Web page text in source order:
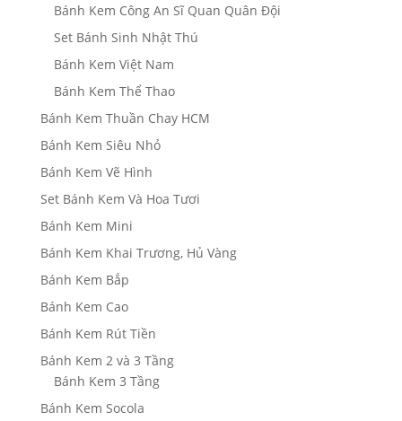
Bánh Kem Công An Sĩ Quan Quân Đội
Set Bánh Sinh Nhật Thú
Bánh Kem Việt Nam
Bánh Kem Thể Thao
Bánh Kem Thuần Chay HCM
Bánh Kem Siêu Nhỏ
Bánh Kem Vẽ Hình
Set Bánh Kem Và Hoa Tươi
Bánh Kem Mini
Bánh Kem Khai Trương, Hủ Vàng
Bánh Kem Bắp
Bánh Kem Cao
Bánh Kem Rút Tiền
Bánh Kem 2 và 3 Tầng
Bánh Kem 3 Tầng
Bánh Kem Socola